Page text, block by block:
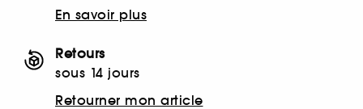
En savoir plus
Retours
sous 14 jours
Retourner mon article